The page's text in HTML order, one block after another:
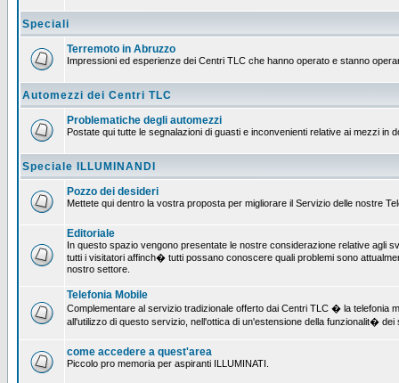
Speciali
Terremoto in Abruzzo
Impressioni ed esperienze dei Centri TLC che hanno operato e stanno
Automezzi dei Centri TLC
Problematiche degli automezzi
Postate qui tutte le segnalazioni di guasti e inconvenienti relative ai mezzi in
Speciale ILLUMINANDI
Pozzo dei desideri
Mettete qui dentro la vostra proposta per migliorare il Servizio delle nostre
Editoriale
In questo spazio vengono presentate le nostre considerazione relative agli
tutti i visitatori affinch� tutti possano conoscere quali problemi sono
nostro settore.
Telefonia Mobile
Complementare al servizio tradizionale offerto dai Centri TLC � la telefonia
all'utilizzo di questo servizio, nell'ottica di un'estensione della funzionalit�
come accedere a quest'area
Piccolo pro memoria per aspiranti ILLUMINATI.